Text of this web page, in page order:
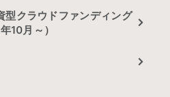
型クラウドファンディング
10月～）